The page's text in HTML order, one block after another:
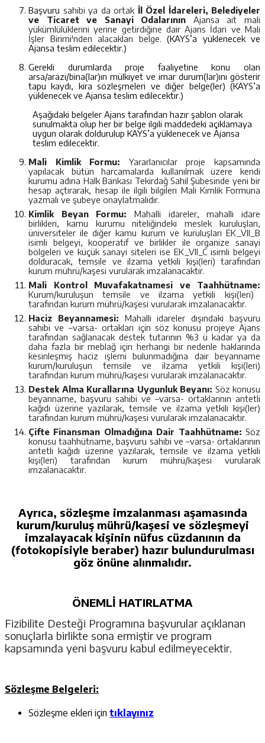
Başvuru sahibi ya da ortak İl Özel İdareleri, Belediyeler
ve Ticaret ve Sanayi Odalarının Ajansa ait mali
yükümlülüklerini yerine getirdiğine dair Ajans İdari ve Mali
İşler Birimi'nden alacakları belge. (KAYS’a yüklenecek ve
Ajansa teslim edilecektir.)
Gerekli durumlarda proje faaliyetine konu olan
arsa/arazi/bina(lar)ın mülkiyet ve imar durum(lar)ını gösterir
tapu kaydı, kira sözleşmeleri ve diğer belge(ler) (KAYS’a
yüklenecek ve Ajansa teslim edilecektir.)
Aşağıdaki belgeler Ajans tarafından hazır şablon olarak
sunulmakta olup her bir belge ilgili maddedeki açıklamaya
uygun olarak doldurulup KAYS’a yüklenecek ve Ajansa
teslim edilecektir.
Mali Kimlik Formu: Yararlanıcılar proje kapsamında
yapılacak bütün harcamalarda kullanılmak üzere kendi
kurumu adına Halk Bankası Tekirdağ Sahil Şubesinde yeni bir
hesap açtırarak, hesap ile ilgili bilgileri Mali Kimlik Formuna
yazmalı ve şubeye onaylatmalıdır.
Kimlik Beyan Formu: Mahalli idareler, mahalli idare
birlikleri, kamu kurumu niteliğindeki meslek kuruluşları,
üniversiteler ile diğer kamu kurum ve kuruluşları EK_VII_B
isimli belgeyi, kooperatif ve birlikler ile organize sanayi
bölgeleri ve küçük sanayi siteleri ise EK_VII_C isimli belgeyi
dolduracak, temsile ve ilzama yetkili kişi(leri) tarafından
kurum mührü/kaşesi vurularak imzalanacaktır.
Mali Kontrol Muvafakatnamesi ve Taahhütname:
Kurum/kuruluşun temsile ve ilzama yetkili kişi(leri)
tarafından kurum mührü/kaşesi vurularak imzalanacaktır.
Haciz Beyannamesi: Mahalli idareler dışındaki başvuru
sahibi ve –varsa- ortakları için söz konusu projeye Ajans
tarafından sağlanacak destek tutarının %3 ü kadar ya da
daha fazla bir meblağ için herhangi bir nedenle haklarında
kesinleşmiş haciz işlemi bulunmadığına dair beyanname
kurum/kuruluşun temsile ve ilzama yetkili kişi(leri)
tarafından kurum mührü/kaşesi vurularak imzalanacaktır.
Destek Alma Kurallarına Uygunluk Beyanı: Söz konusu
beyanname, başvuru sahibi ve –varsa- ortaklarının antetli
kağıdı üzerine yazılarak, temsile ve ilzama yetkili kişi(ler)
tarafından kurum mührü/kaşesi vurularak imzalanacaktır.
Çifte Finansman Olmadığına Dair Taahhütname: Söz
konusu taahhütname, başvuru sahibi ve –varsa- ortaklarının
antetli kağıdı üzerine yazılarak, temsile ve ilzama yetkili
kişi(leri) tarafından kurum mührü/kaşesi vurularak
imzalanacaktır.
Ayrıca, sözleşme imzalanması aşamasında
kurum/kuruluş mührü/kaşesi ve sözleşmeyi
imzalayacak kişinin nüfus cüzdanının da
(fotokopisiyle beraber) hazır bulundurulması
göz önüne alınmalıdır.
ÖNEMLİ HATIRLATMA
Fizibilite Desteği Programına başvurular açıklanan
sonuçlarla birlikte sona ermiştir ve program
kapsamında yeni başvuru kabul edilmeyecektir.
Sözleşme Belgeleri:
Sözleşme ekleri için tıklayınız